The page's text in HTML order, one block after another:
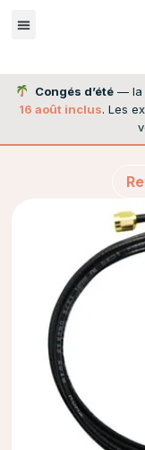
Congés d’été — la
16 août inclus. Les